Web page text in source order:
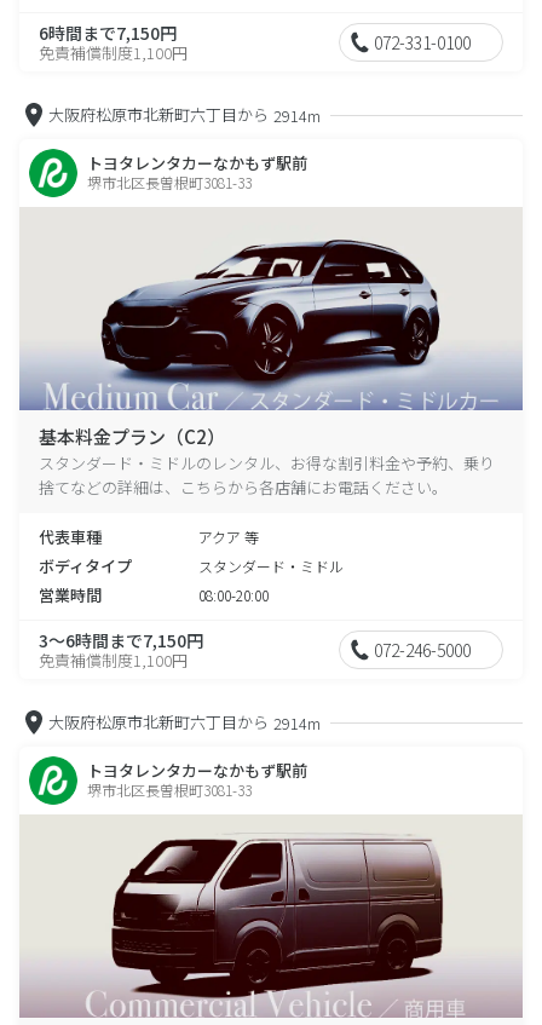
6時間まで7,150円
免責補償制度1,100円 072-331-0100
大阪府松原市北新町六丁目から 2914m
トヨタレンタカーなかもず駅前
堺市北区長曽根町3081-33
基本料金プラン（C2）
スタンダード・ミドルのレンタル、お得な割引料金や予約、乗り
捨てなどの詳細は、こちらから各店舗にお電話ください。
代表車種 アクア 等
ボディタイプ スタンダード・ミドル
営業時間 08:00-20:00
3～6時間まで7,150円
免責補償制度1,100円 072-246-5000
大阪府松原市北新町六丁目から 2914m
トヨタレンタカーなかもず駅前
堺市北区長曽根町3081-33